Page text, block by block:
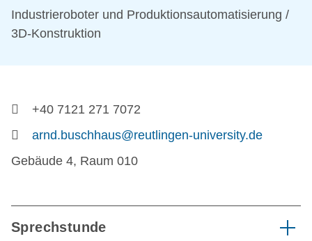
Industrieroboter und Produktionsautomatisierung /
3D-Konstruktion
+40 7121 271 7072
arnd.buschhaus@reutlingen-university.de
Gebäude 4, Raum 010
Sprechstunde